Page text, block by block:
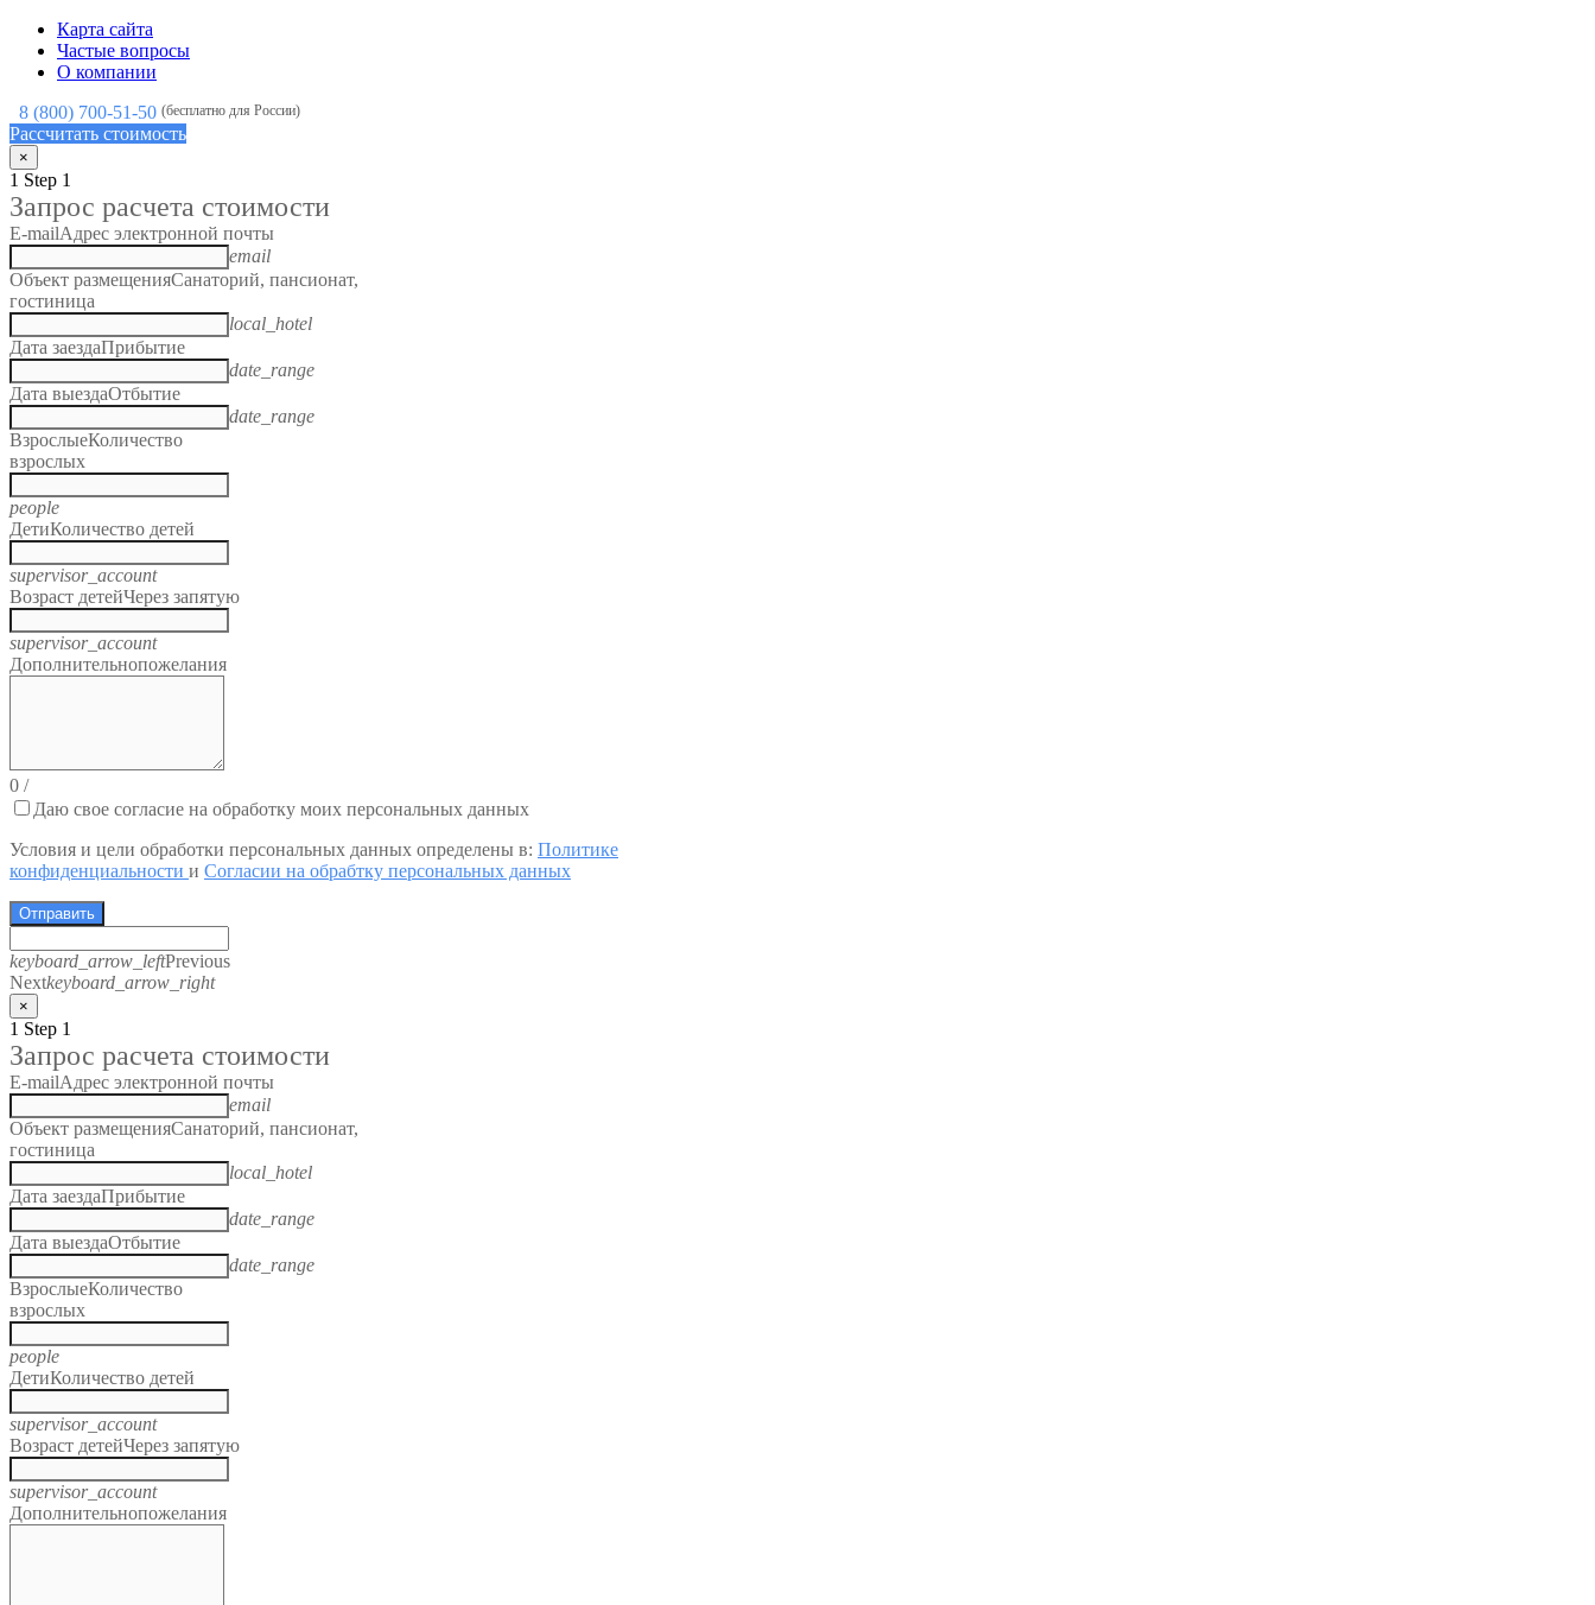
Карта сайта
Частые вопросы
О компании
8 (800) 700-51-50 (бесплатно для России)
Рассчитать стоимость
×
1 Step 1
Запрос расчета стоимости
E-mailАдрес электронной почты
email
Объект размещенияСанаторий, пансионат,
гостиница
local_hotel
Дата заездаПрибытие
date_range
Дата выездаОтбытие
date_range
ВзрослыеКоличество
взрослых
people
ДетиКоличество детей
supervisor_account
Возраст детейЧерез запятую
supervisor_account
Дополнительнопожелания
0 /
Даю свое согласие на обработку моих персональных данных
Условия и цели обработки персональных данных определены в: Политике
конфиденциальности и Согласии на обрабтку персональных данных
Отправить
keyboard_arrow_leftPrevious
Nextkeyboard_arrow_right
×
1 Step 1
Запрос расчета стоимости
E-mailАдрес электронной почты
email
Объект размещенияСанаторий, пансионат,
гостиница
local_hotel
Дата заездаПрибытие
date_range
Дата выездаОтбытие
date_range
ВзрослыеКоличество
взрослых
people
ДетиКоличество детей
supervisor_account
Возраст детейЧерез запятую
supervisor_account
Дополнительнопожелания